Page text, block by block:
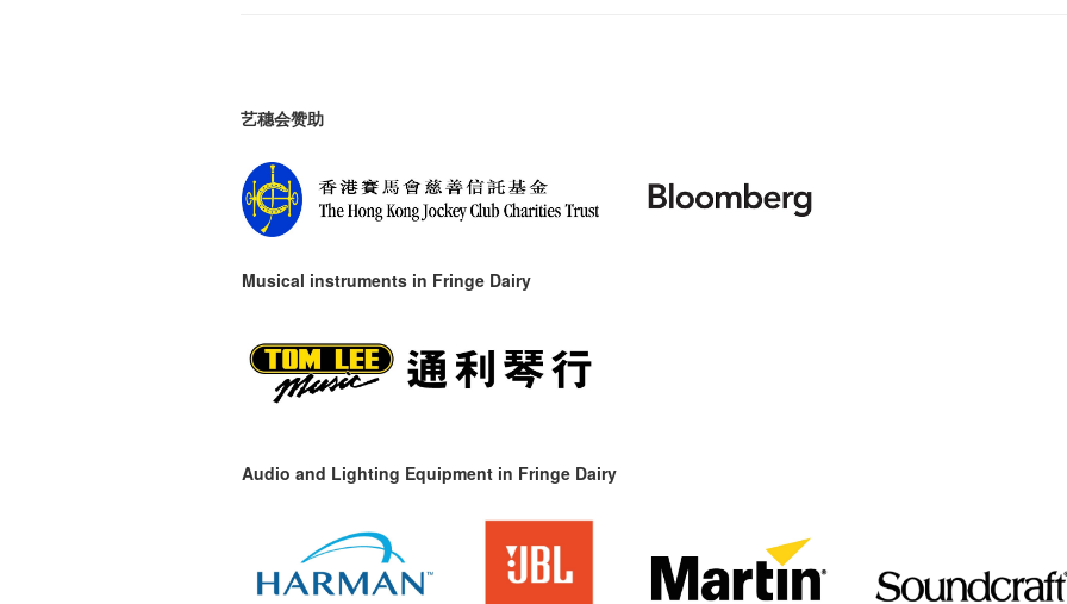
艺穗会赞助
Musical instruments in Fringe Dairy
Audio and Lighting Equipment in Fringe Dairy